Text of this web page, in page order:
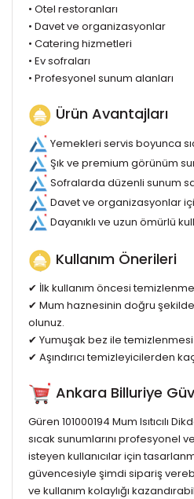
• Otel restoranları
• Davet ve organizasyonlar
• Catering hizmetleri
• Ev sofraları
• Profesyonel sunum alanları
Ürün Avantajları
Yemekleri servis boyunca
Şık ve premium görünüm
Sofralarda düzenli sunum
Davet ve organizasyonlar
Dayanıklı ve uzun ömürlü
Kullanım Önerileri
✔ İlk kullanım öncesi
✔ Mum haznesinin doğru
olunuz.
✔ Yumuşak bez ile
✔ Aşındırıcı temizleyicilerden
Ankara Billuriye
Güren 101000194 Mum Isıtıcılı
sıcak sunumlarını profesyonel
isteyen kullanıcılar için
güvencesiyle şimdi sipariş
ve kullanım kolaylığı